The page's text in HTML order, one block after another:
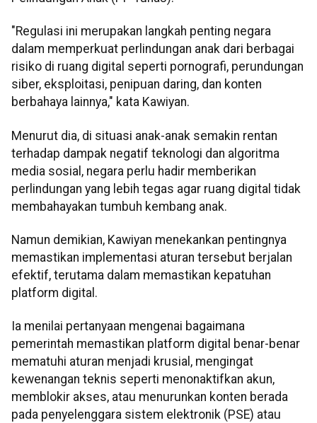
"Regulasi ini merupakan langkah penting negara
dalam memperkuat perlindungan anak dari berbagai
risiko di ruang digital seperti pornografi, perundungan
siber, eksploitasi, penipuan daring, dan konten
berbahaya lainnya," kata Kawiyan.
Menurut dia, di situasi anak-anak semakin rentan
terhadap dampak negatif teknologi dan algoritma
media sosial, negara perlu hadir memberikan
perlindungan yang lebih tegas agar ruang digital tidak
membahayakan tumbuh kembang anak.
Namun demikian, Kawiyan menekankan pentingnya
memastikan implementasi aturan tersebut berjalan
efektif, terutama dalam memastikan kepatuhan
platform digital.
Ia menilai pertanyaan mengenai bagaimana
pemerintah memastikan platform digital benar-benar
mematuhi aturan menjadi krusial, mengingat
kewenangan teknis seperti menonaktifkan akun,
memblokir akses, atau menurunkan konten berada
pada penyelenggara sistem elektronik (PSE) atau